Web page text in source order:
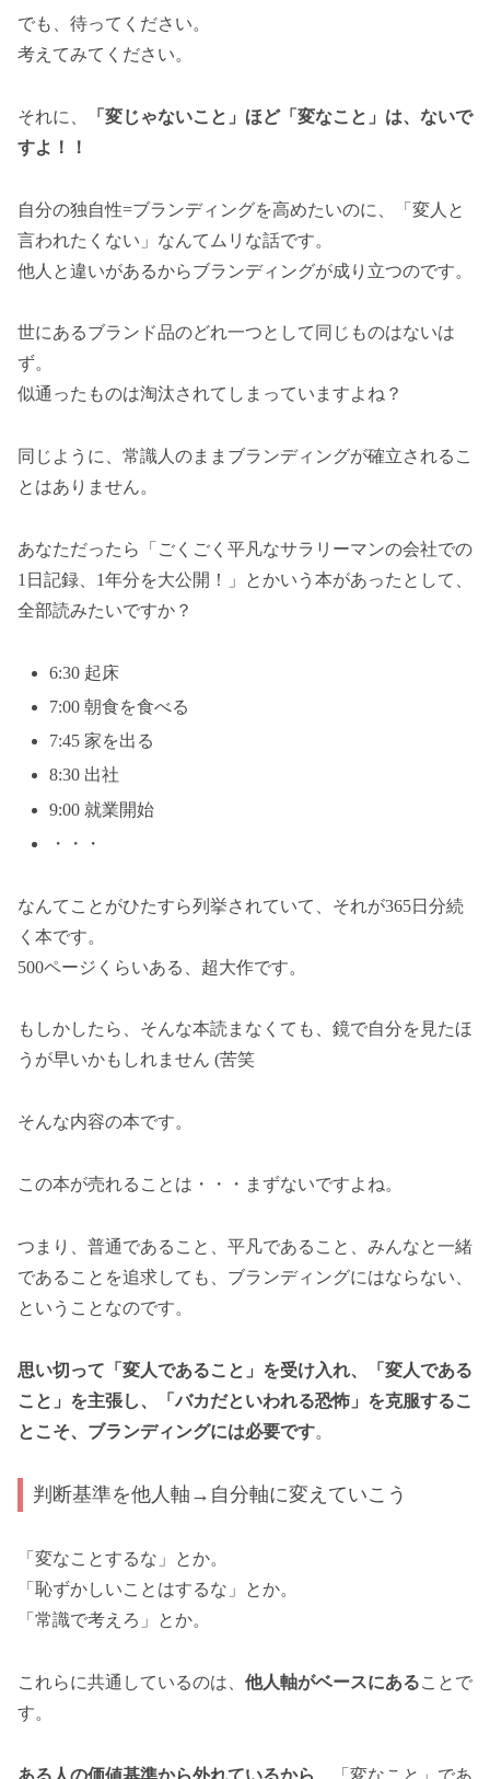
でも、待ってください。
考えてみてください。
それに、
「変じゃないこと」ほど「変なこと」は、ないで
すよ！！
自分の独自性=ブランディングを高めたいのに、「変人と
言われたくない」なんてムリな話です。
他人と違いがあるからブランディングが成り立つのです。
世にあるブランド品のどれ一つとして同じものはないは
ず。
似通ったものは淘汰されてしまっていますよね？
同じように、常識人のままブランディングが確立されるこ
とはありません。
あなただったら「ごくごく平凡なサラリーマンの会社での
1日記録、1年分を大公開！」とかいう本があったとして、
全部読みたいですか？
6:30 起床
7:00 朝食を食べる
7:45 家を出る
8:30 出社
9:00 就業開始
・・・
なんてことがひたすら列挙されていて、それが365日分続
く本です。
500ページくらいある、超大作です。
もしかしたら、そんな本読まなくても、鏡で自分を見たほ
うが早いかもしれません (苦笑
そんな内容の本です。
この本が売れることは・・・まずないですよね。
つまり、普通であること、平凡であること、みんなと一緒
であることを追求しても、ブランディングにはならない、
ということなのです。
思い切って「変人であること」を受け入れ、「変人である
こと」を主張し、「バカだといわれる恐怖」を克服するこ
とこそ、ブランディングには必要です。
判断基準を他人軸→自分軸に変えていこう
「変なことするな」とか。
「恥ずかしいことはするな」とか。
「常識で考えろ」とか。
これらに共通しているのは、 他人軸がベースにあることで
す。
ある人の価値基準から外れているから 、「変なこと」であ